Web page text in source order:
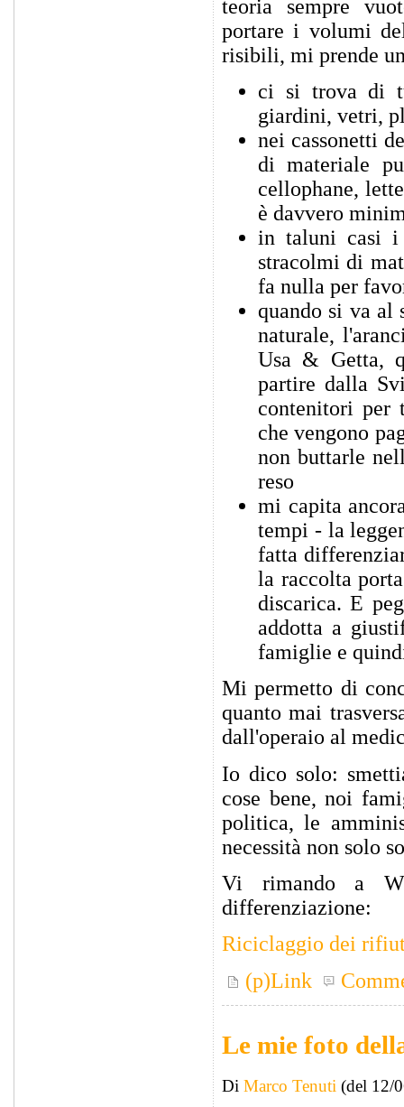
teoria sempre
portare i volumi
risibili, mi prende
ci si trova di
giardini, vetri,
nei cassonetti
di materiale
cellophane,
è davvero
in taluni casi i
stracolmi di
fa nulla per
quando si va al
naturale,
Usa & Getta,
partire dalla
contenitori per
che vengono
non buttarle
reso
mi capita
tempi - la
fatta
la raccolta
discarica. E
addotta a
famiglie e
Mi permetto di
quanto mai
dall'operaio al
Io dico solo:
cose bene, noi
politica, le
necessità non solo
Vi rimando a
differenziazione:
Riciclaggio dei
(p)Link
Le mie foto
Di Marco Tenuti (del 12/